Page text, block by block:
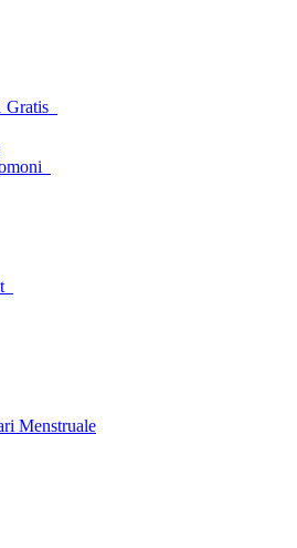
Gratis
Menstruale